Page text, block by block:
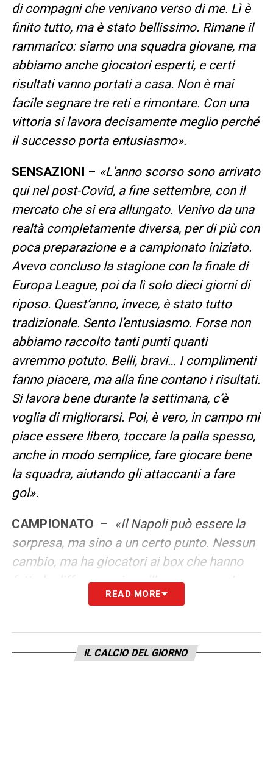
di compagni che venivano verso di me. Lì è
finito tutto, ma è stato bellissimo. Rimane il
rammarico: siamo una squadra giovane, ma
abbiamo anche giocatori esperti, e certi
risultati vanno portati a casa. Non è mai
facile segnare tre reti e rimontare. Con una
vittoria si lavora decisamente meglio perché
il successo porta entusiasmo».
SENSAZIONI – «L’anno scorso sono arrivato
qui nel post-Covid, a fine settembre, con il
mercato che si era allungato. Venivo da una
realtà completamente diversa, per di più con
poca preparazione e a campionato iniziato.
Avevo concluso la stagione con la finale di
Europa League, poi da lì solo dieci giorni di
riposo. Quest’anno, invece, è stato tutto
tradizionale. Sento l’entusiasmo. Forse non
abbiamo raccolto tanti punti quanti
avremmo potuto. Belli, bravi… I complimenti
fanno piacere, ma alla fine contano i risultati.
Si lavora bene durante la settimana, c’è
voglia di migliorarsi. Poi, è vero, in campo mi
piace essere libero, toccare la palla spesso,
anche in modo semplice, fare giocare bene
la squadra, aiutando gli attaccanti a fare
gol».
CAMPIONATO – «Il Napoli può essere la
sorpresa, ma sino a un certo punto. Nessun
cambio, ma ha giocatori ai box che hanno
fatto la differenza sino all’anno scorso. Loro
sono avvantaggiati. Ma la rosa è comunque
l’equilibrio. Semmai la novità del calendario
che cambierà al ritorno può essere una
READ MORE
IL CALCIO DEL GIORNO